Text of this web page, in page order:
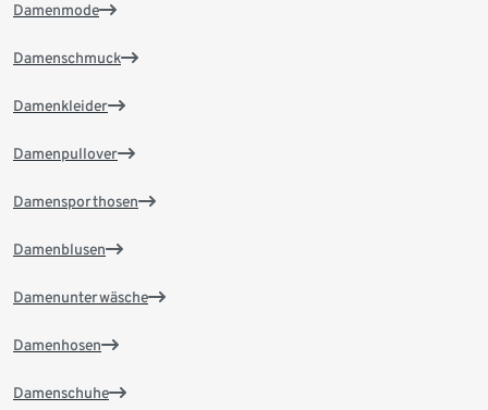
Damenmode
Damenschmuck
Damenkleider
Damenpullover
Damensporthosen
Damenblusen
Damenunterwäsche
Damenhosen
Damenschuhe